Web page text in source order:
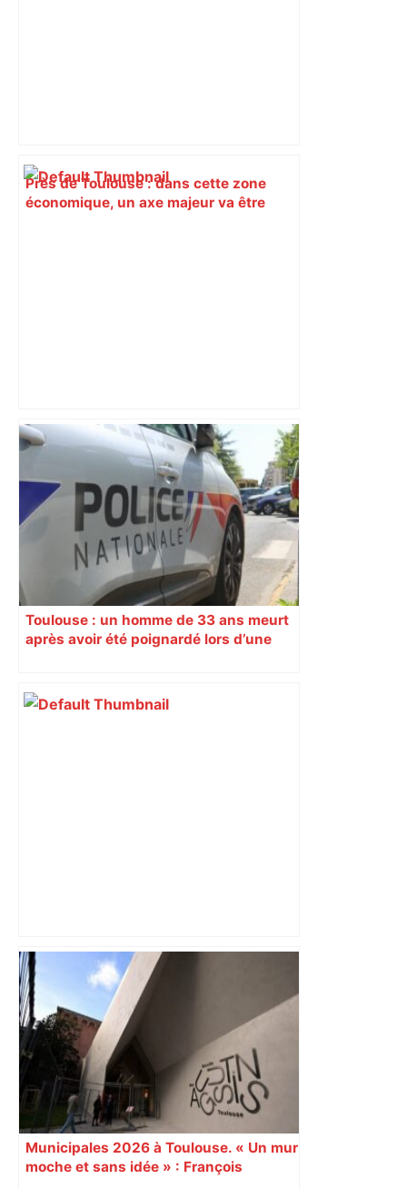
Près de Toulouse : dans cette zone
économique, un axe majeur va être
Les arbitres de la finale 2024 et 2025
seront au sifflet des demi-finales –
Rugbyrama
Toulouse : un homme de 33 ans meurt
après avoir été poignardé lors d’une
Mort mystérieuse près de Toulouse :
une émission de M6 revient sur l'affaire
Christian Abraham, retrouvé la gorge
tranchée et recouvert de feuilles il y a
deux ans – ladepeche.fr
Municipales 2026 à Toulouse. « Un mur
moche et sans idée » : François